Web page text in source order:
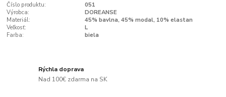
Číslo produktu:
051
Výrobca:
DOREANSE
Materiál:
45% bavlna, 45% modal, 10% elastan
Veľkosť:
L
Farba:
biela
Rýchla doprava
Nad 100€ zdarma na SK